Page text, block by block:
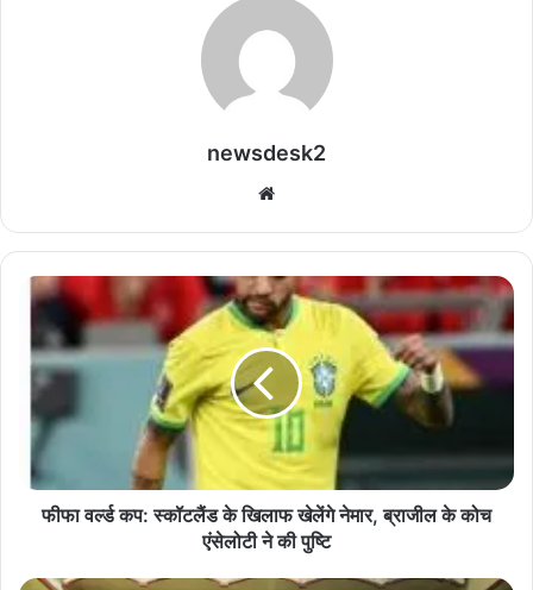
newsdesk2
te
फी
र्ल्ड
स्कॉ
फीफा वर्ल्ड कप: स्कॉटलैंड के खिलाफ खेलेंगे नेमार, ब्राजील के कोच
एंसेलोटी ने की पुष्टि